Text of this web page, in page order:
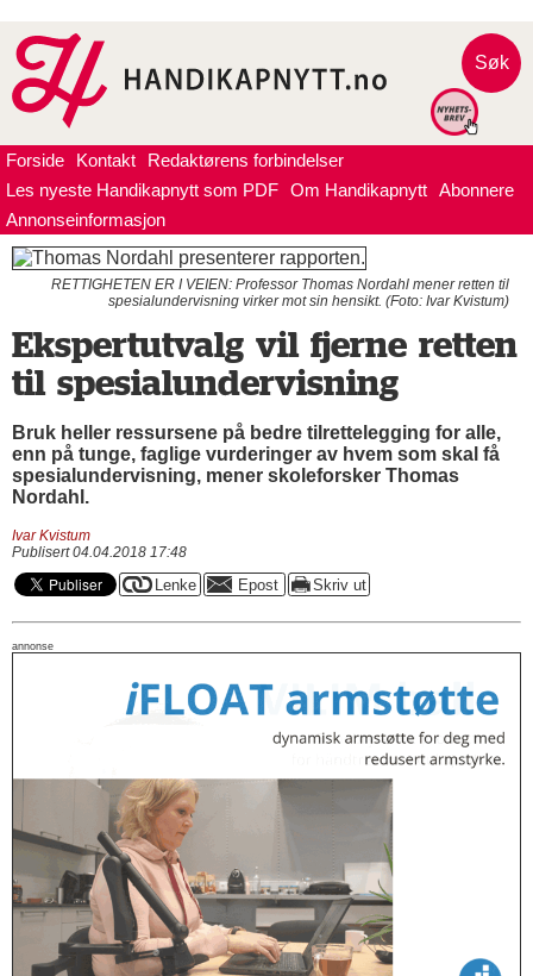
Søk
Forside Kontakt
Redaktørens forbindelser
Les nyeste Handikapnytt som PDF Om Handikapnytt Abonnere
Annonseinformasjon
RETTIGHETEN ER I VEIEN: Professor Thomas Nordahl mener retten til
spesialundervisning virker mot sin hensikt. (Foto: Ivar Kvistum)
Ekspertutvalg vil fjerne retten
til spesialundervisning
Bruk heller ressursene på bedre tilrettelegging for alle,
enn på tunge, faglige vurderinger av hvem som skal få
spesialundervisning, mener skoleforsker Thomas
Nordahl.
Ivar Kvistum
Publisert 04.04.2018 17:48
annonse